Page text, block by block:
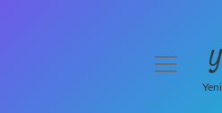
menüyü